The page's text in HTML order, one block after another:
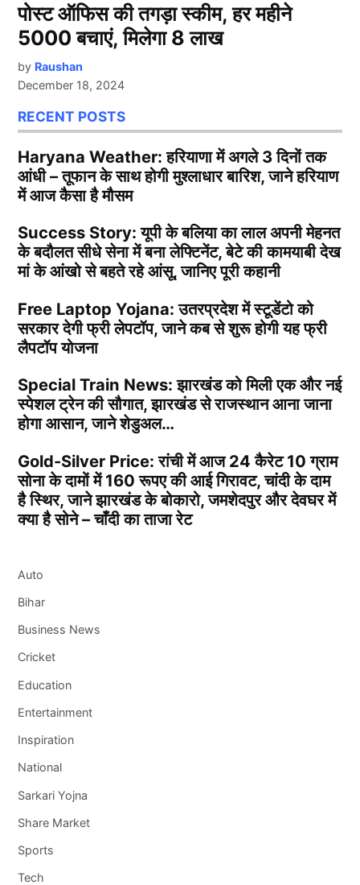
पोस्ट ऑफिस की तगड़ा स्कीम, हर महीने
5000 बचाएं, मिलेगा 8 लाख
by Raushan
December 18, 2024
RECENT POSTS
Haryana Weather: हरियाणा में अगले 3 दिनों तक
आंधी – तूफान के साथ होगी मुश्लाधार बारिश, जाने हरियाण
में आज कैसा है मौसम
Success Story: यूपी के बलिया का लाल अपनी मेहनत
के बदौलत सीधे सेना में बना लेफ्टिनेंट, बेटे की कामयाबी देख
मां के आंखो से बहते रहे आंसू, जानिए पूरी कहानी
Free Laptop Yojana: उतरप्रदेश में स्टूडेंटो को
सरकार देगी फ्री लेपटॉप, जाने कब से शुरू होगी यह फ्री
लैपटॉप योजना
Special Train News: झारखंड को मिली एक और नई
स्पेशल ट्रेन की सौगात, झारखंड से राजस्थान आना जाना
होगा आसान, जाने शेडुअल…
Gold-Silver Price: रांची में आज 24 कैरेट 10 ग्राम
सोना के दामों में 160 रूपए की आई गिरावट, चांदी के दाम
है स्थिर, जाने झारखंड के बोकारो, जमशेदपुर और देवघर में
क्या है सोने – चाँदी का ताजा रेट
Auto
Bihar
Business News
Cricket
Education
Entertainment
Inspiration
National
Sarkari Yojna
Share Market
Sports
Tech